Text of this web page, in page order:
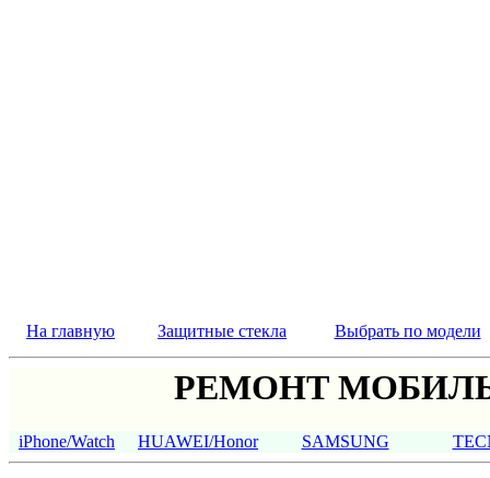
На главную Защитные стекла Выбрать по модели
РЕМОНТ
iPhone/Watch HUAWEI/Honor SAMSUNG